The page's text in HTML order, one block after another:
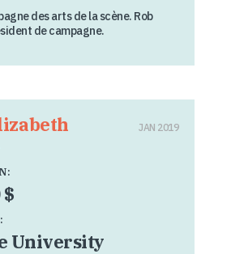
des arts de la scène. Rob
de campagne.
JAN 2019
University